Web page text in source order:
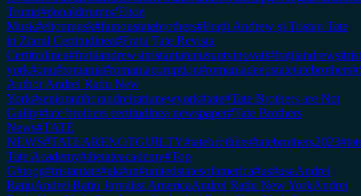
Trump#donaldtrump#Elton
Musk#eltonmusk#famoustatebrothers#Frații Andrew şi Tristan Tate
in Ziarul Certitudinea#Fratii Tate Revista
Certitudinea#fratiiandrewsitristantatenusuntvinovati
york#onu#romania#romaniacoruption#romaniadeepstatetatebrothers
Author Andrei Ratiu New
York#seniorauthorandreiratiunewyork#tate#Tate Brothers are Not
Guilty#tate brothers certitudinea newspaper#Tate Brothers
News#TATE
NEWS#TATEARENOTGUILTY#tatebrothers#tatebrothers2023
Tate Academy#thetateacademy#Top
G#topg#tristantate#uk#un#unitedstatesofamerica#us#usaAndrei
RatiuAndrei Ratiu Jurnalist AmericaAndrei Ratiu New YorkAndrei